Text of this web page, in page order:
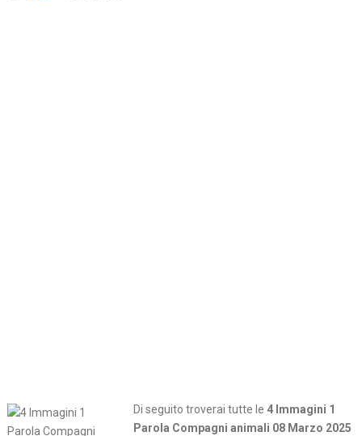
Di seguito troverai tutte le 4 Immagini 1
Parola Compagni animali 08 Marzo 2025